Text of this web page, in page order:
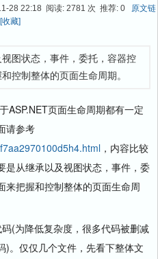
28 22:18 阅读: 2781 次 推荐: 0 原文链
[收藏]
图状态，事件，委托，容器控
控制整体的页面生命周期。
页面生命周期都有一定
请参考
，内容比较
是从继承以及视图状态，事件，委
来把握和控制整体的页面生命周
为降低复杂度，很多代码被删减
)。仅仅几个文件，先看下整体文